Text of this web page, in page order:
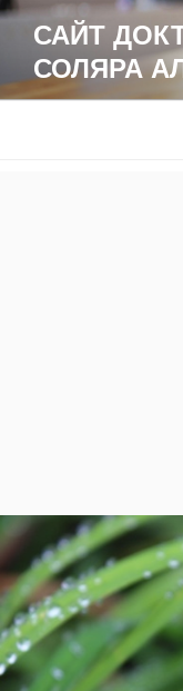
Перейти
содержимому
САЙТ
СОЛЯРА